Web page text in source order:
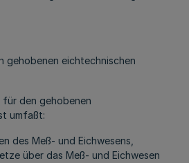
eichtechnischen
den gehobenen
umfaßt:
des Meß- und Eichwesens,
über das Meß- und Eichwesen